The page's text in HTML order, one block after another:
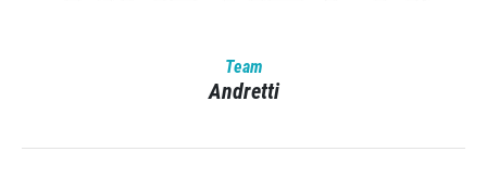
Team
Andretti